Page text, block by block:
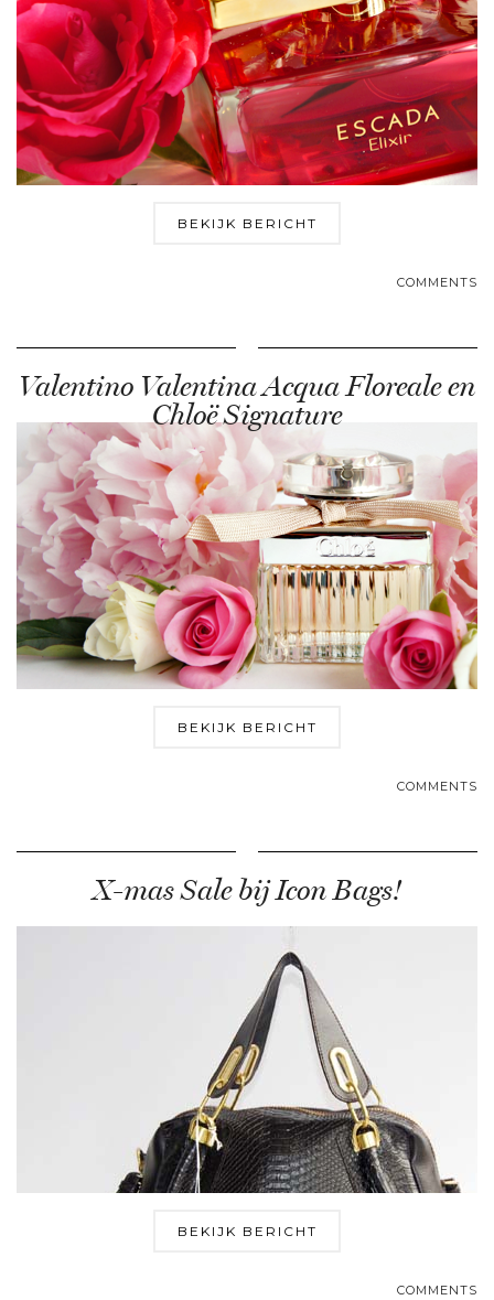
BEKIJK BERICHT
COMMENTS
Valentino Valentina Acqua Floreale en
Chloë Signature
BEKIJK BERICHT
COMMENTS
X-mas Sale bij Icon Bags!
BEKIJK BERICHT
COMMENTS